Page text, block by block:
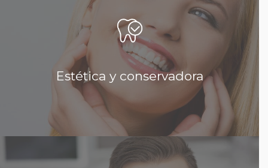
Estética y conservadora
Estética y conservadora
La sonrisa es tu carta de presentación al mundo,
hay una gran demanda estética, por eso hoy en día
los...
Leer más...